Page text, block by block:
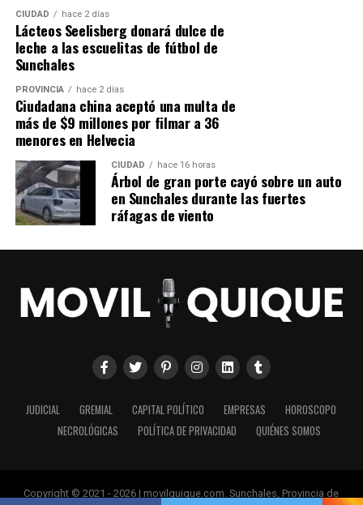
CIUDAD hace 2 días
Lácteos Seelisberg donará dulce de
leche a las escuelitas de fútbol de
Sunchales
PROVINCIA hace 2 días
Ciudadana china aceptó una multa de
más de $9 millones por filmar a 36
menores en Helvecia
CIUDAD hace 16 horas
Árbol de gran porte cayó sobre un auto
en Sunchales durante las fuertes
ráfagas de viento
JUDICIAL GREMIAL CAPITAL POLÍTICO EMPRESAS
HOROSCOPO
NECROLÓGICAS
POLÍTICA DE PRIVACIDAD QUIÉNES SOMOS
Copyright © 2021 - 2026 | movilquique.com. Sunchales, Provincia de